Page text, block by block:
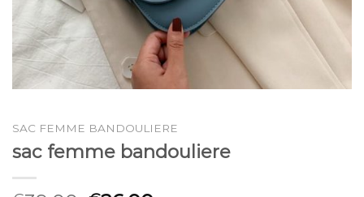
SAC FEMME BANDOULIERE
sac femme bandouliere